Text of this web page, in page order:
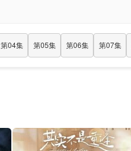
第04集 第05集 第06集 第07集